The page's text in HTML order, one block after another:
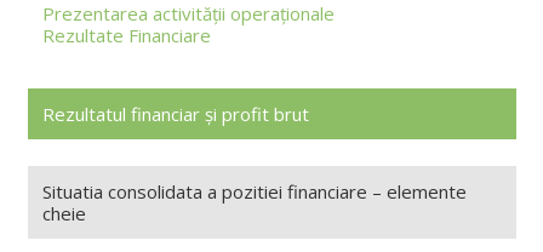
Prezentarea activității operaționale
Rezultate Financiare
Rezultatul financiar și profit brut
Situatia consolidata a pozitiei financiare – elemente
cheie